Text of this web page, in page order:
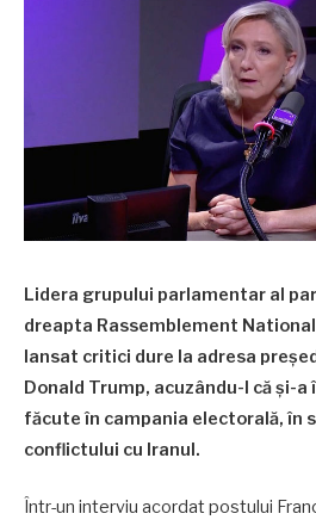
Lidera grupului parlamentar al
dreapta Rassemblement National
lansat critici dure la adresa
Donald Trump, acuzându-l că și-
făcute în campania electorală, în
conflictului cu Iranul.
Într-un interviu acordat postului